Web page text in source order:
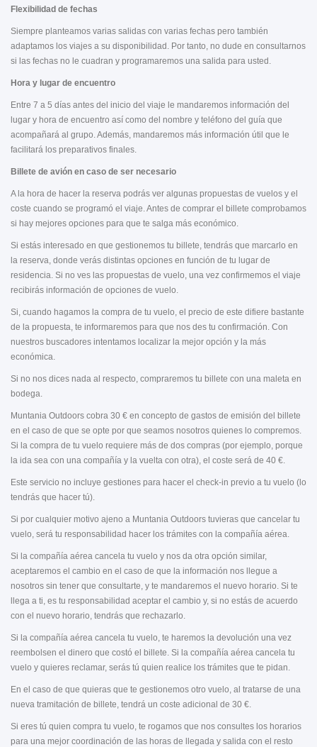
Flexibilidad de fechas
Siempre planteamos varias salidas con varias fechas pero también
adaptamos los viajes a su disponibilidad. Por tanto, no dude en consultarnos
si las fechas no le cuadran y programaremos una salida para usted.
Hora y lugar de encuentro
Entre 7 a 5 días antes del inicio del viaje le mandaremos información del
lugar y hora de encuentro así como del nombre y teléfono del guía que
acompañará al grupo. Además, mandaremos más información útil que le
facilitará los preparativos finales.
Billete de avión en caso de ser necesario
A la hora de hacer la reserva podrás ver algunas propuestas de vuelos y el
coste cuando se programó el viaje. Antes de comprar el billete comprobamos
si hay mejores opciones para que te salga más económico.
Si estás interesado en que gestionemos tu billete, tendrás que marcarlo en
la reserva, donde verás distintas opciones en función de tu lugar de
residencia. Si no ves las propuestas de vuelo, una vez confirmemos el viaje
recibirás información de opciones de vuelo.
Si, cuando hagamos la compra de tu vuelo, el precio de este difiere bastante
de la propuesta, te informaremos para que nos des tu confirmación. Con
nuestros buscadores intentamos localizar la mejor opción y la más
económica.
Si no nos dices nada al respecto, compraremos tu billete con una maleta en
bodega.
Muntania Outdoors cobra 30 € en concepto de gastos de emisión del billete
en el caso de que se opte por que seamos nosotros quienes lo compremos.
Si la compra de tu vuelo requiere más de dos compras (por ejemplo, porque
la ida sea con una compañía y la vuelta con otra), el coste será de 40 €.
Este servicio no incluye gestiones para hacer el check-in previo a tu vuelo (lo
tendrás que hacer tú).
Si por cualquier motivo ajeno a Muntania Outdoors tuvieras que cancelar tu
vuelo, será tu responsabilidad hacer los trámites con la compañía aérea.
Si la compañía aérea cancela tu vuelo y nos da otra opción similar,
aceptaremos el cambio en el caso de que la información nos llegue a
nosotros sin tener que consultarte, y te mandaremos el nuevo horario. Si te
llega a ti, es tu responsabilidad aceptar el cambio y, si no estás de acuerdo
con el nuevo horario, tendrás que rechazarlo.
Si la compañía aérea cancela tu vuelo, te haremos la devolución una vez
reembolsen el dinero que costó el billete. Si la compañía aérea cancela tu
vuelo y quieres reclamar, serás tú quien realice los trámites que te pidan.
En el caso de que quieras que te gestionemos otro vuelo, al tratarse de una
nueva tramitación de billete, tendrá un coste adicional de 30 €.
Si eres tú quien compra tu vuelo, te rogamos que nos consultes los horarios
para una mejor coordinación de las horas de llegada y salida con el resto